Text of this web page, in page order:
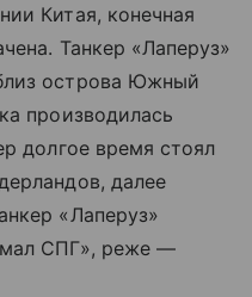
Китая, конечная
Танкер «Лаперуз»
острова Южный
производилась
долгое время стоял
далее
«Лаперуз»
СПГ», реже —